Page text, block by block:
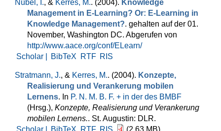
Nübel, I., & Kerres, M.. (2004). Knowledge
Management in E-Learning? Or: E-Learning in
Knowledge Management?. gehalten auf der 01.
November, Washington DC. Abgerufen von
http://www.aace.org/conf/ELearn/
Scholar |
BibTeX RTF RIS
Stratmann, J., & Kerres, M.. (2004). Konzepte,
Realisierung und Verankerung mobilen
Lernens. In P. N. M. B. F. + in der des BMBF
(Hrsg.), Konzepte, Realisierung und Verankerung
mobilen Lernens.. St. Augustin: DLR.
Scholar |
BibTeX RTF RIS (2.63 MB)